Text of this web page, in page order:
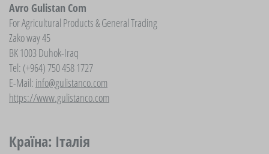
Avro Gulistan Com
For Agricultural Products & General Trading
Zako way 45
BK 1003 Duhok-Iraq
Tel: (+964) 750 458 1727
E-Mail: info@gulistanco.com
https://www.gulistanco.com
Країна: Італія